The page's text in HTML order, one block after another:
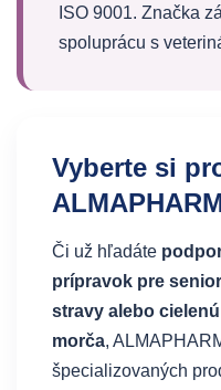
ISO 9001. Značka
spoluprácu s
Vyberte si
Či už hľadáte
prípravok pre
stravy alebo
morča,
špecializovaných